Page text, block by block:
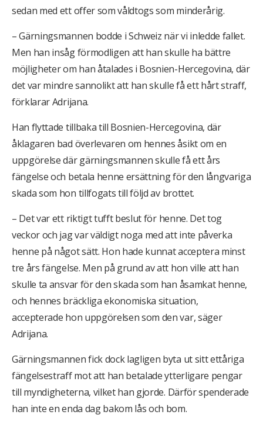
sedan med ett offer som våldtogs som minderårig.
– Gärningsmannen bodde i Schweiz när vi inledde fallet.
Men han insåg förmodligen att han skulle ha bättre
möjligheter om han åtalades i Bosnien-Hercegovina, där
det var mindre sannolikt att han skulle få ett hårt straff,
förklarar Adrijana.
Han flyttade tillbaka till Bosnien-Hercegovina, där
åklagaren bad överlevaren om hennes åsikt om en
uppgörelse där gärningsmannen skulle få ett års
fängelse och betala henne ersättning för den långvariga
skada som hon tillfogats till följd av brottet.
– Det var ett riktigt tufft beslut för henne. Det tog
veckor och jag var väldigt noga med att inte påverka
henne på något sätt. Hon hade kunnat acceptera minst
tre års fängelse. Men på grund av att hon ville att han
skulle ta ansvar för den skada som han åsamkat henne,
och hennes bräckliga ekonomiska situation,
accepterade hon uppgörelsen som den var, säger
Adrijana.
Gärningsmannen fick dock lagligen byta ut sitt ettåriga
fängelsestraff mot att han betalade ytterligare pengar
till myndigheterna, vilket han gjorde. Därför spenderade
han inte en enda dag bakom lås och bom.